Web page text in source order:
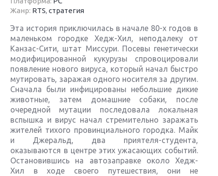
Жанр: RTS,стратегия
Эта история приключилась в начале 80-х годов в
маленьком городке Хедж-Хил, неподалеку от
Канзас-Сити, штат Миссури. Посевы генетически
модифицированной кукурузы спровоцировали
появление нового вируса, который начал быстро
мутировать, заражая одного носителя за другим.
Сначала были инфицированы небольшие дикие
животные, затем домашние собаки, после
очередной мутации последовала локальная
вспышка и вирус начал стремительно заражать
жителей тихого провинциального городка. Майк
и Джеральд, два приятеля-студента,
оказываются в центре этих ужасающих событий.
Остановившись на автозаправке около Хедж-
Хил в ходе своего путешествия, они не